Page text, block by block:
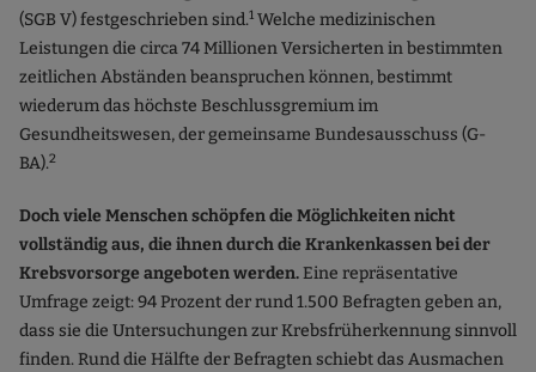
(SGB V) festgeschrieben sind.1 Welche medizinischen
Leistungen die circa 74 Millionen Versicherten in bestimmten
zeitlichen Abständen beanspruchen können, bestimmt
wiederum das höchste Beschlussgremium im
Gesundheitswesen, der gemeinsame Bundesausschuss (G-
BA).2
Doch viele Menschen schöpfen die Möglichkeiten nicht
vollständig aus, die ihnen durch die Krankenkassen bei der
Krebsvorsorge angeboten werden.Eine repräsentative
Umfrage zeigt: 94 Prozent der rund 1.500 Befragten geben an,
dass sie die Untersuchungen zur Krebsfrüherkennung sinnvoll
finden. Rund die Hälfte der Befragten schiebt das Ausmachen